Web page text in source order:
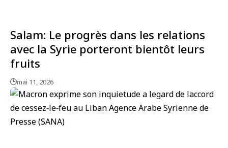
Salam: Le progrès dans les relations
avec la Syrie porteront bientôt leurs
fruits
mai 11, 2026